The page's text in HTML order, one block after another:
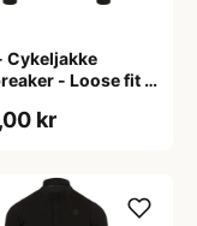
Cykeljakke
- Loose fit -
kr